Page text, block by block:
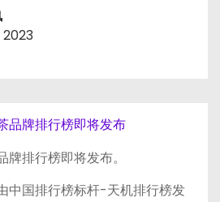
2023
排行榜即将发布。
中国排行榜标杆-天机排行榜发